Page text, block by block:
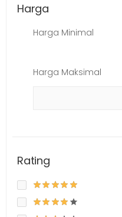
Harga
Harga Minimal
Harga Maksimal
Rating